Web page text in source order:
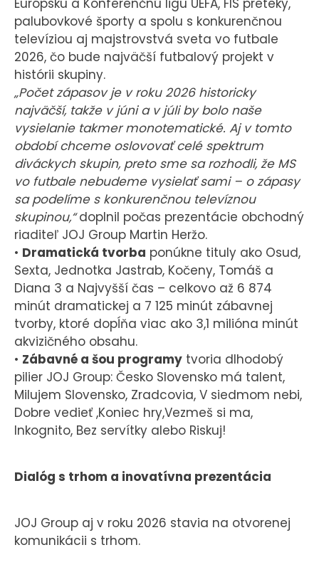
Európsku a Konferenčnú ligu UEFA, FIS preteky,
palubovkové športy a spolu s konkurenčnou
televíziou aj majstrovstvá sveta vo futbale
2026, čo bude najväčší futbalový projekt v
histórii skupiny.
„Počet zápasov je v roku 2026 historicky
najväčší, takže v júni a v júli by bolo naše
vysielanie takmer monotematické. Aj v tomto
období chceme oslovovať celé spektrum
diváckych skupin, preto sme sa rozhodli, že MS
vo futbale nebudeme vysielať sami – o zápasy
sa podelíme s konkurenčnou televíznou
skupinou,“doplnil počas prezentácie obchodný
riaditeľ JOJ Group Martin Heržo.
• Dramatická tvorba ponúkne tituly ako Osud,
Sexta, Jednotka Jastrab, Kočeny, Tomáš a
Diana 3 a Najvyšší čas – celkovo až 6 874
minút dramatickej a 7 125 minút zábavnej
tvorby, ktoré dopĺňa viac ako 3,1 milióna minút
akvizičného obsahu.
• Zábavné a šou programy tvoria dlhodobý
pilier JOJ Group: Česko Slovensko má talent,
Milujem Slovensko, Zradcovia, V siedmom nebi,
Dobre vedieť ,Koniec hry,Vezmeš si ma,
Inkognito, Bez servítky alebo Riskuj!
Dialóg s trhom a inovatívna prezentácia
JOJ Group aj v roku 2026 stavia na otvorenej
komunikácii s trhom.